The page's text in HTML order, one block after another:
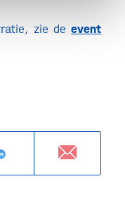
zie deevent